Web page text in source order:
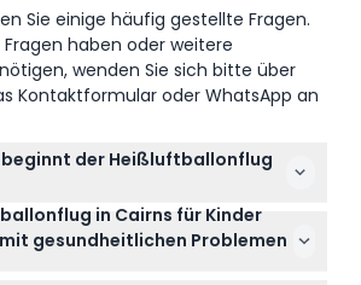
Sie einige häufig gestellte Fragen.
haben oder weitere
wenden Sie sich bitte über
Kontaktformular oder WhatsApp an
beginnt der Heißluftballonflug
vor der Morgendämmerung, mit
gegen 3:40 Uhr, und das gesamte
8:45 Uhr und 9:45 Uhr
in Cairns für Kinder
gesundheitlichen Problemen